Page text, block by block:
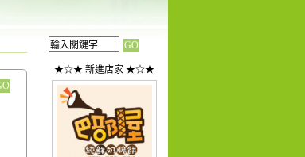
★☆★ 新進店家 ★☆★